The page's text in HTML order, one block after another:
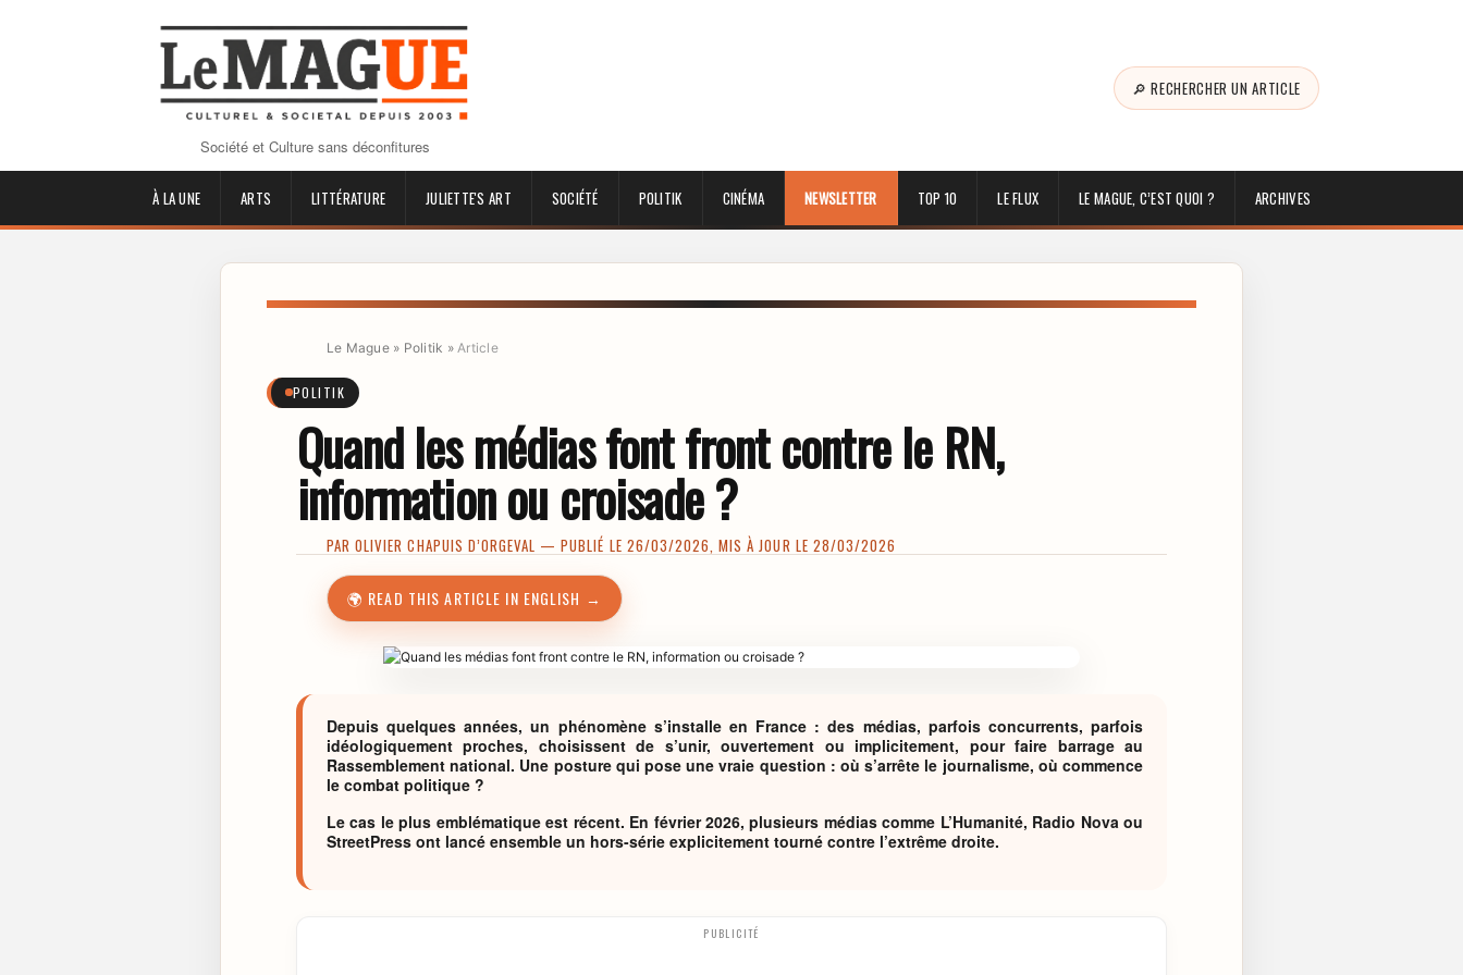
Société et Culture sans déconfitures
🔎 RECHERCHER UN ARTICLE
À LA UNE ARTS LITTÉRATURE JULIETTE'S ART SOCIÉTÉ POLITIK CINÉMA NEWSLETTER TOP 10 LE FLUX LE MAGUE, C’EST QUOI ? ARCHIVES
Le Mague» Politik » Article
POLITIK
Quand les médias font front contre le RN,
information ou croisade ?
PAROLIVIER CHAPUIS D’ORGEVAL — PUBLIÉ LE 26/03/2026, MIS À JOUR LE 28/03/2026
🌍 READ THIS ARTICLE IN ENGLISH →
Depuis quelques années, un phénomène s’installe en France : des médias, parfois concurrents, parfois
idéologiquement proches, choisissent de s’unir, ouvertement ou implicitement, pour faire barrage au
Rassemblement national. Une posture qui pose une vraie question : où s’arrête le journalisme, où commence
le combat politique ?
Le cas le plus emblématique est récent. En février 2026, plusieurs médias comme L’Humanité, Radio Nova ou
StreetPress ont lancé ensemble un hors-série explicitement tourné contre l’extrême droite.
PUBLICITÉ